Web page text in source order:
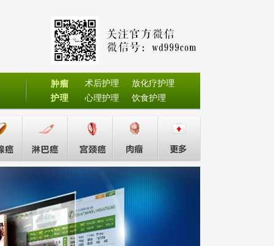
肿瘤
护理
术后护理
放化疗护理
心理护理
饮食护理